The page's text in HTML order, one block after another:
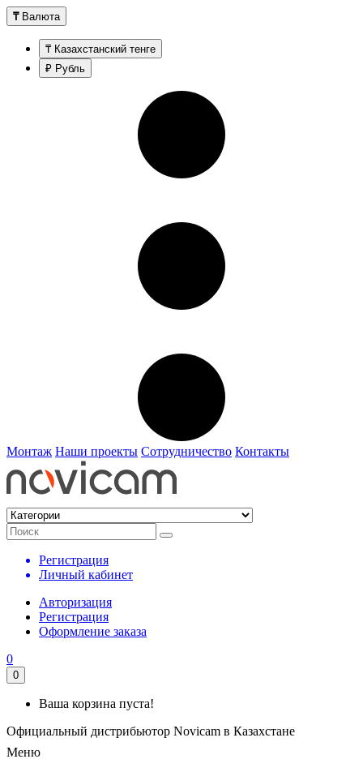
₸ Валюта
₸ Казахстанский тенге
₽ Рубль
Монтаж Наши проекты Сотрудничество Контакты
Регистрация
Личный кабинет
Авторизация
Регистрация
Оформление заказа
0
0
Ваша корзина пуста!
Официальный дистрибьютор Novicam в Казахстане
Меню